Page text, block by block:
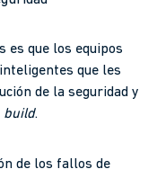
es que los equipos
que les
de la seguridad y
build.
de los fallos de